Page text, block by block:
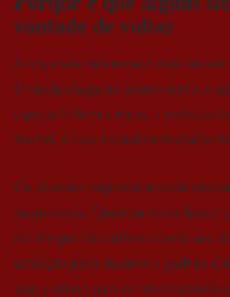
vontade de voltar
A resposta raramente está num
O sushi chega no ponto certo, o
equipa lê bem a mesa, a refeição
visível, e isso é sinal de trabalho
Os clientes regressam onde
monotonia. Querem reconhecer
sentir que há cuidado contínuo,
ambição para manter o padrão
tanta oferta parece